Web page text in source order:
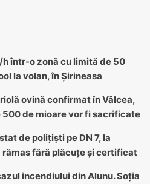
h într-o zonă cu limită de 50
la volan, în Șirineasa
ovină confirmat în Vâlcea,
500 de mioare vor fi sacrificate
de polițiști pe DN 7, la
rămas fără plăcuțe și certificat
incendiului din Alunu. Soția